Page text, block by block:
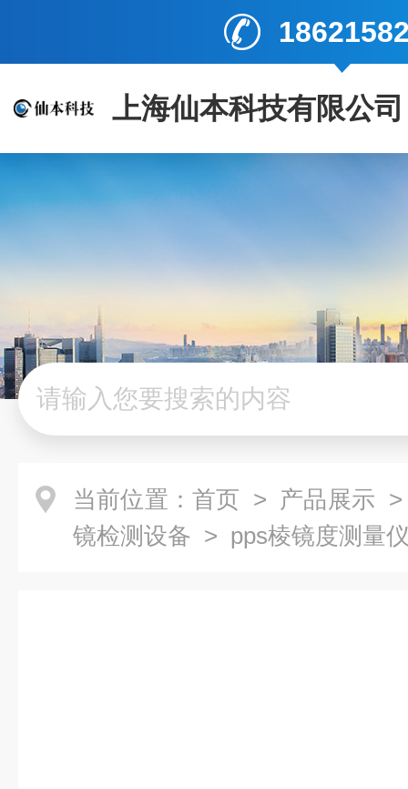
上海仙本科技有限公司
当前位置： 首页 > 产品展示
镜检测设备 > pps棱镜度测量